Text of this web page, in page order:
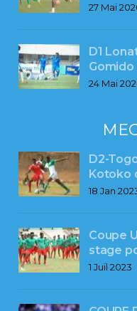
27 Mai
D1
Gomido
24 Mai
D2-
Kotoko
18 Jan
Coupe
stage
1 Juil 2023